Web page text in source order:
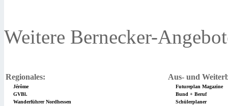
Weitere Bernecker-
Regionales: Aus- und
Jérôme
Futureplan Magazine
GVBl.
Bund + Beruf
Wanderführer Nordhessen
Schülerplaner